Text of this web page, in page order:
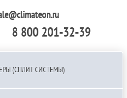
8 800 201-32-39
(СПЛИТ-СИСТЕМЫ)